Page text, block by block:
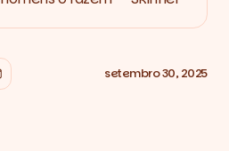
setembro 30, 2025